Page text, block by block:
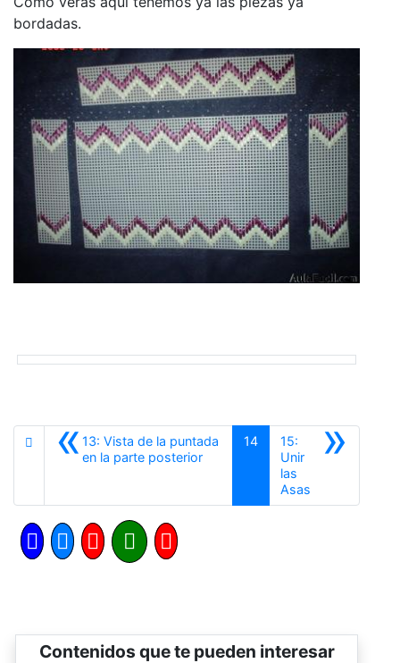
bordadas.
«13: Vista de la puntada
en la parte posteriorAnterior
14 »
15:
Unir
las
AsasSiguiente
Contenidos que te pueden interesar